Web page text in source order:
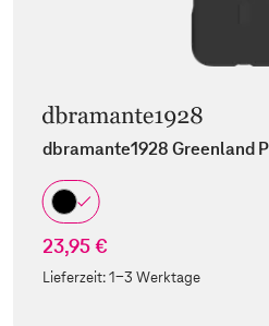
dbramante1928 Greenland
23,95 €
Lieferzeit:1-3 Werktage